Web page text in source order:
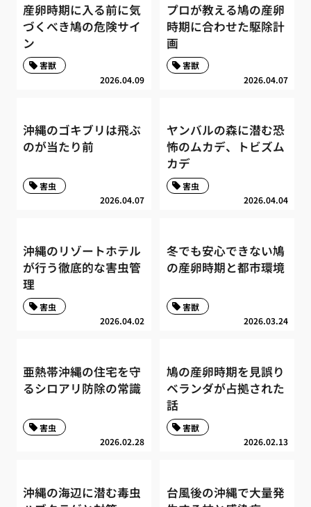
産卵時期に入る前に気
づくべき鳩の危険サイ
ン
2026.04.09
害獣
プロが教える鳩の産卵
時期に合わせた駆除計
画
2026.04.07
害獣
沖縄のゴキブリは飛ぶ
のが当たり前
2026.04.07
害虫
ヤンバルの森に潜む恐
怖のムカデ、トビズム
カデ
2026.04.04
害虫
沖縄のリゾートホテル
が行う徹底的な害虫管
理
2026.04.02
害虫
冬でも安心できない鳩
の産卵時期と都市環境
2026.03.24
害獣
亜熱帯沖縄の住宅を守
るシロアリ防除の常識
2026.02.28
害虫
鳩の産卵時期を見誤り
ベランダが占拠された
話
2026.02.13
害獣
沖縄の海辺に潜む毒虫
台風後の沖縄で大量発